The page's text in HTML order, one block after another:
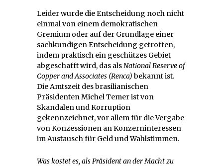
Leider wurde die Entscheidung noch nicht
einmal von einem demokratischen
Gremium oder auf der Grundlage einer
sachkundigen Entscheidung getroffen,
indem praktisch ein geschützes Gebiet
abgeschafft wird, das alsNational Reserve of
Copper and Associates (Renca) bekannt ist.
Die Amtszeit des brasilianischen
Präsidenten Michel Temer ist von
Skandalen und Korruption
gekennzeichnet, vor allem für die Vergabe
von Konzessionen an Konzerninteressen
im Austausch für Geld und Wahlstimmen.
Was kostet es, als Präsident an der Macht zu